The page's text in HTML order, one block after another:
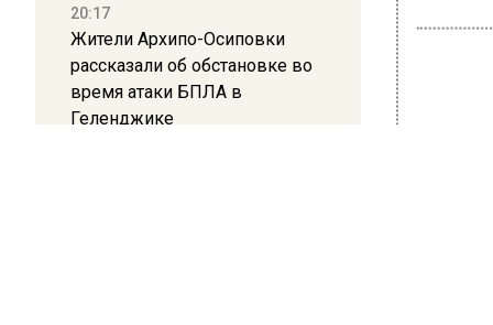
20:17
Жители Архипо-Осиповки
рассказали об обстановке во
время атаки БПЛА в
Геленджике